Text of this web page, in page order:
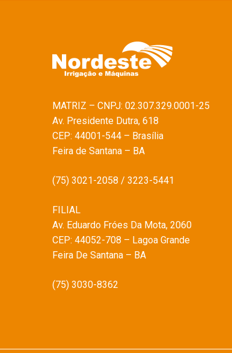
MATRIZ – CNPJ: 02.307.329.0001-25
Av. Presidente Dutra, 618
CEP: 44001-544 – Brasília
Feira de Santana – BA
(75) 3021-2058 / 3223-5441
FILIAL
Av. Eduardo Fróes Da Mota, 2060
CEP: 44052-708 – Lagoa Grande
Feira De Santana – BA
(75) 3030-8362